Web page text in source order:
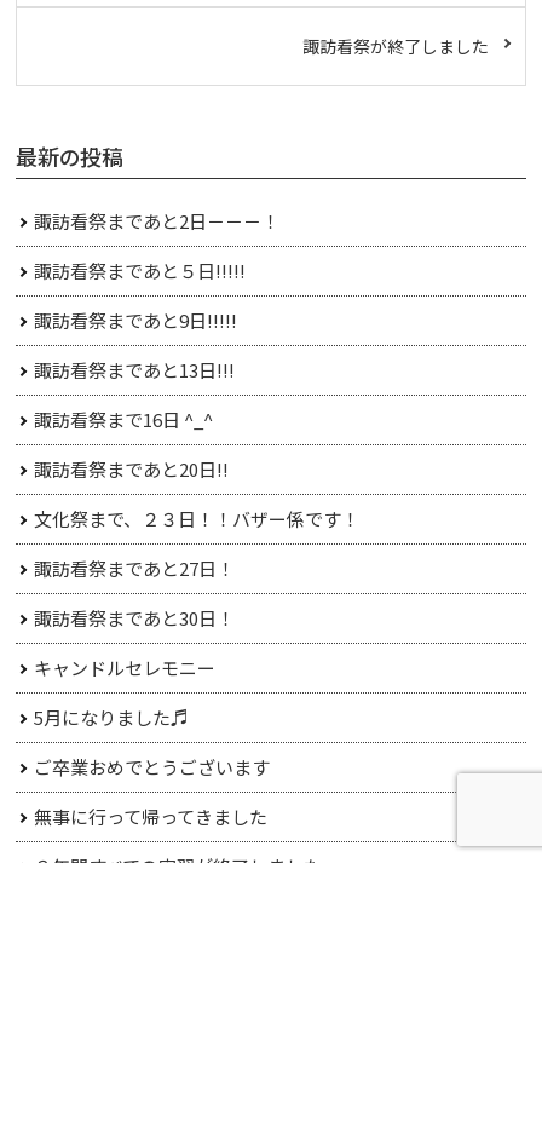
諏訪看祭が終了しました
最新の投稿
諏訪看祭まであと2日－－－！
諏訪看祭まであと５日!!!!!
諏訪看祭まであと9日!!!!!
諏訪看祭まであと13日!!!
諏訪看祭まで16日 ^_^
諏訪看祭まであと20日!!
文化祭まで、２３日！！バザー係です！
諏訪看祭まであと27日！
諏訪看祭まであと30日！
キャンドルセレモニー
5月になりました♬
ご卒業おめでとうございます
無事に行って帰ってきました
３年間すべての実習が終了しました